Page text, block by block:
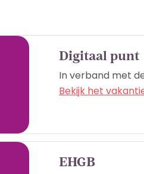
Digitaal punt
In verband met
Bekijk het
EHGB